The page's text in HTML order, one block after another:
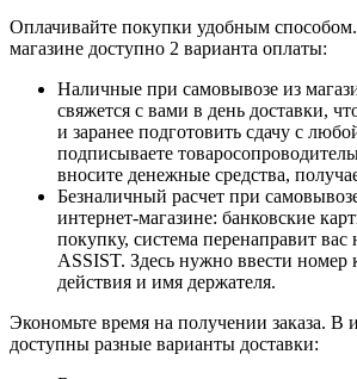
Оплачивайте покупки удобным
магазине доступно 2 варианта оплаты:
Наличные при самовывозе из
свяжется с вами в день доставки,
и заранее подготовить сдачу с
подписываете
вносите денежные средства,
Безналичный расчет при
интернет-магазине: банковские
покупку, система перенаправит вас
ASSIST. Здесь нужно ввести номер
действия и имя держателя.
Экономьте время на получении заказа. В
доступны разные варианты доставки: